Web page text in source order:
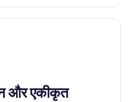
और एकीकृत